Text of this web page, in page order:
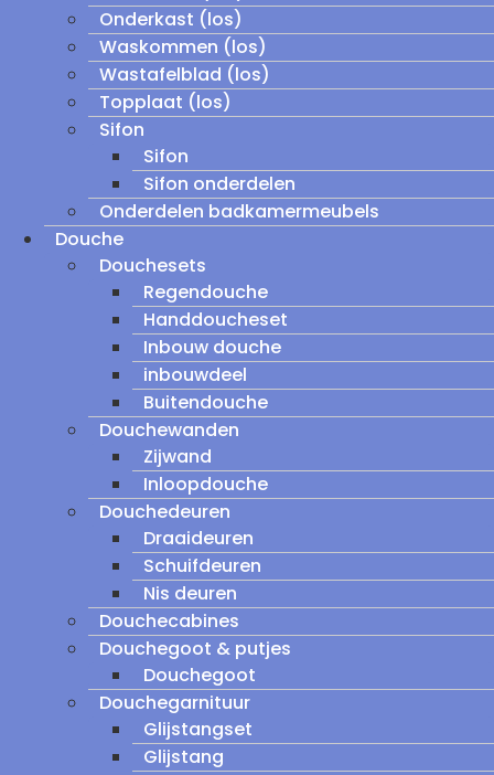
Onderkast (los)
Waskommen (los)
Wastafelblad (los)
Topplaat (los)
Sifon
Sifon
Sifon onderdelen
Onderdelen badkamermeubels
Douche
Douchesets
Regendouche
Handdoucheset
Inbouw douche
inbouwdeel
Buitendouche
Douchewanden
Zijwand
Inloopdouche
Douchedeuren
Draaideuren
Schuifdeuren
Nis deuren
Douchecabines
Douchegoot & putjes
Douchegoot
Douchegarnituur
Glijstangset
Glijstang